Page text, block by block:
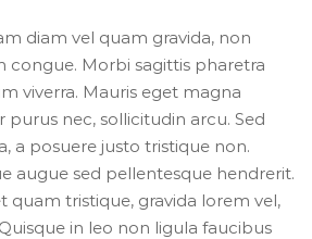
diam vel quam gravida, non
congue. Morbi sagittis pharetra
viverra. Mauris eget magna
purus nec, sollicitudin arcu. Sed
a posuere justo tristique non.
augue sed pellentesque hendrerit.
quam tristique, gravida lorem vel,
in leo non ligula faucibus